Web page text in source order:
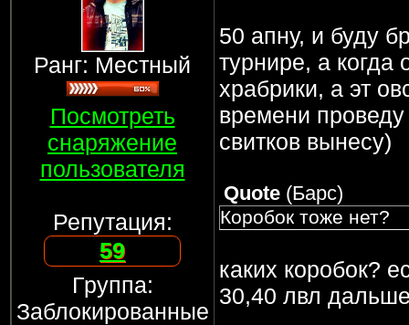
Ранг: Местный
Посмотреть
снаряжение
пользователя
Репутация:
59
Группа:
Заблокированные
50 апну, и буду
турнире, а когда
храбрики, а эт
времени
свитков вынесу)
Quote(Барс)
Коробок тоже нет?
каких коробок?
30,40 лвл